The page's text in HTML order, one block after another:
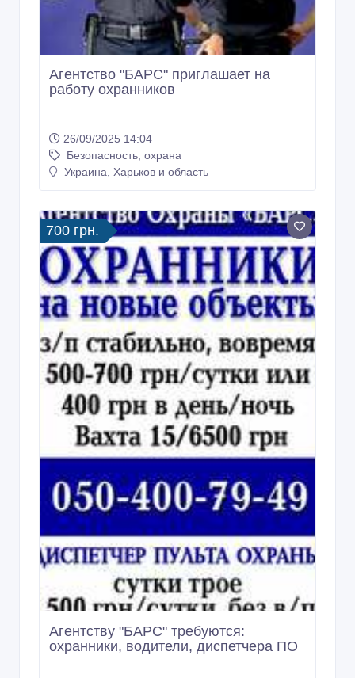
Агентство "БАРС" приглашает на
работу охранников
26/09/2025 14:04
Безопасность, охрана
Украина, Харьков и область
700 грн.
Агентству "БАРС" требуются:
охранники, водители, диспетчера ПО